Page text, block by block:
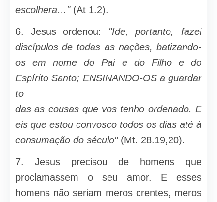
escolhera…" (At 1.2).
6. Jesus ordenou: "Ide, portanto, fazei
discípulos de todas as na­ções, batizando-
os em nome do Pai e do Filho e do
Espírito Santo; ENSINANDO-OS a guardar
to
das as cousas que vos tenho ordenado. E
eis que estou convosco todos os dias até à
consumação do século" (Mt. 28.19,20).
7. Jesus precisou de homens que
proclamassem o seu amor. E esses
homens não seriam meros crentes, meros